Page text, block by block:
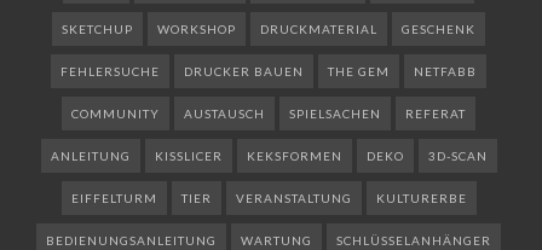
SKETCHUP WORKSHOP DRUCKMATERIAL GESCHENK
FEHLERSUCHE DRUCKER BAUEN THE GEM NETFABB
COMMUNITY AUSTAUSCH SPIELSACHEN REFERAT
ANLEITUNG KISSLICER KEKSFORMEN DEKO 3D-SCAN
EIFFELTURM TIER VERANSTALTUNG KULTURERBE
BEDIENUNGSANLEITUNG WARTUNG SCHLÜSSELANHÄNGER